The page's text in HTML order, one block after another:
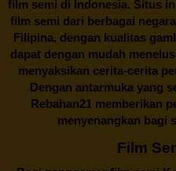
film semi di Indonesia. Situs
film semi dari berbagai
Filipina, dengan kualitas
dapat dengan mudah
menyaksikan cerita-cerita
Dengan antarmuka yang
Rebahan21 memberikan
menyenangkan bagi
Film